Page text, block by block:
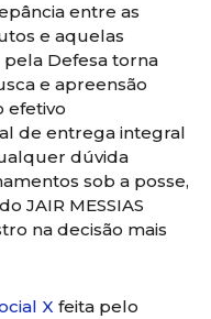
entre as
e aquelas
Defesa torna
e apreensão
efetivo
de entrega integral
dúvida
sob a posse,
JAIR MESSIAS
na decisão mais
X feita pelo